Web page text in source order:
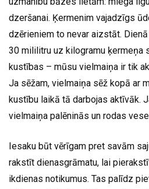
dzeršanai. Ķermenim vajadzīgs
dzērieniem to nevar aizstāt.
30 mililitru uz kilogramu ķermeņa
kustības – mūsu vielmaiņa ir tik
Ja sēžam, vielmaiņa sēž kopā ar
kustību laikā tā darbojas aktīvāk.
vielmaiņa palēninās un rodas
Iesaku būt vērīgam pret savām
rakstīt dienasgrāmatu, lai
ikdienas notikumus. Tas palīdz